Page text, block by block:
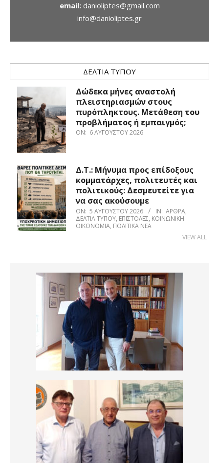
email: danioliptes@gmail.com
info@danioliptes.gr
ΔΕΛΤΊΑ ΤΎΠΟΥ
Δώδεκα μήνες αναστολή
πλειστηριασμών στους
πυρόπληκτους. Μετάθεση του
προβλήματος ή εμπαιγμός;
ON: 6 ΑΥΓΟΎΣΤΟΥ 2026
Δ.Τ.: Μήνυμα προς επίδοξους
κομματάρχες, πολιτευτές και
πολιτικούς: Δεσμευτείτε για
να σας ακούσουμε
ON: 5 ΑΥΓΟΎΣΤΟΥ 2026 IN: ΆΡΘΡΑ,
ΔΕΛΤΊΑ ΤΎΠΟΥ, ΕΠΙΣΤΟΛΈΣ, ΚΟΙΝΩΝΙΚΉ
ΟΙΚΟΝΟΜΊΑ, ΠΟΛΙΤΙΚΆ ΝΈΑ
VIEW ALL